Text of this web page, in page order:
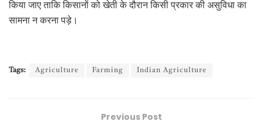
किया जाए ताकि किसानों को खेती के दौरान किसी प्रकार की असुविधा का
सामना न करना पड़े।
Tags: Agriculture Farming Indian Agriculture
Previous Post